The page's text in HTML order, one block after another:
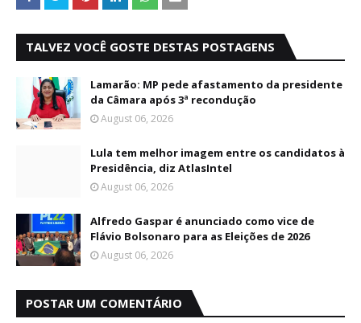
TALVEZ VOCÊ GOSTE DESTAS POSTAGENS
Lamarão: MP pede afastamento da presidente
da Câmara após 3ª recondução
August 06, 2026
Lula tem melhor imagem entre os candidatos à
Presidência, diz AtlasIntel
August 06, 2026
Alfredo Gaspar é anunciado como vice de
Flávio Bolsonaro para as Eleições de 2026
August 06, 2026
POSTAR UM COMENTÁRIO